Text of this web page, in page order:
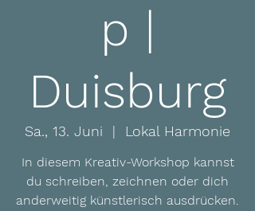
p |
Duisburg
Sa., 13. Juni
  |
Lokal Harmonie
In diesem Kreativ-Workshop kannst
du schreiben, zeichnen oder dich
anderweitig künstlerisch ausdrücken.